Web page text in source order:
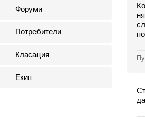
Форуми
Потребители
Класация
Екип